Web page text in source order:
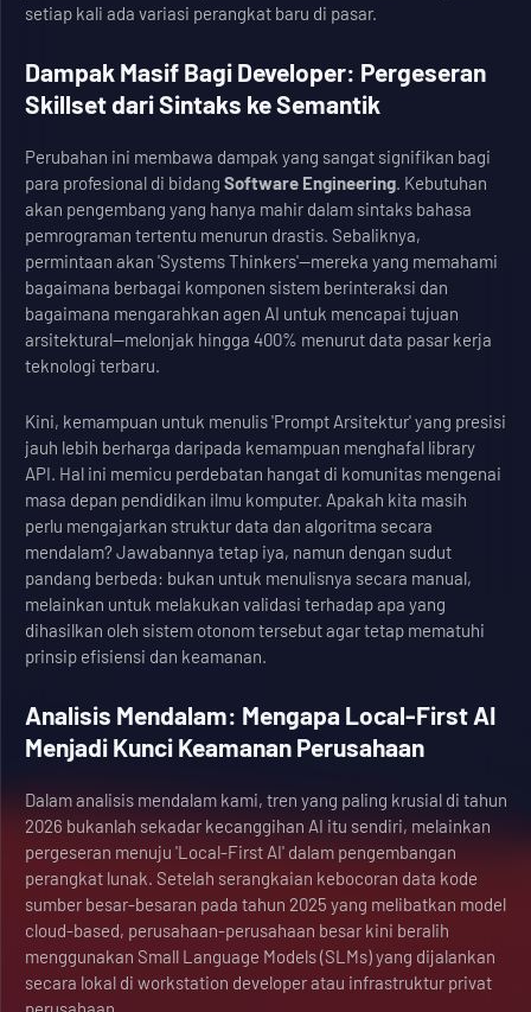
setiap kali ada variasi perangkat baru di pasar.
Dampak Masif Bagi Developer: Pergeseran
Skillset dari Sintaks ke Semantik
Perubahan ini membawa dampak yang sangat signifikan bagi
para profesional di bidang Software Engineering. Kebutuhan
akan pengembang yang hanya mahir dalam sintaks bahasa
pemrograman tertentu menurun drastis. Sebaliknya,
permintaan akan 'Systems Thinkers'—mereka yang memahami
bagaimana berbagai komponen sistem berinteraksi dan
bagaimana mengarahkan agen AI untuk mencapai tujuan
arsitektural—melonjak hingga 400% menurut data pasar kerja
teknologi terbaru.
Kini, kemampuan untuk menulis 'Prompt Arsitektur' yang presisi
jauh lebih berharga daripada kemampuan menghafal library
API. Hal ini memicu perdebatan hangat di komunitas mengenai
masa depan pendidikan ilmu komputer. Apakah kita masih
perlu mengajarkan struktur data dan algoritma secara
mendalam? Jawabannya tetap iya, namun dengan sudut
pandang berbeda: bukan untuk menulisnya secara manual,
melainkan untuk melakukan validasi terhadap apa yang
dihasilkan oleh sistem otonom tersebut agar tetap mematuhi
prinsip efisiensi dan keamanan.
Analisis Mendalam: Mengapa Local-First AI
Menjadi Kunci Keamanan Perusahaan
Dalam analisis mendalam kami, tren yang paling krusial di tahun
2026 bukanlah sekadar kecanggihan AI itu sendiri, melainkan
pergeseran menuju 'Local-First AI' dalam pengembangan
perangkat lunak. Setelah serangkaian kebocoran data kode
sumber besar-besaran pada tahun 2025 yang melibatkan model
cloud-based, perusahaan-perusahaan besar kini beralih
menggunakan Small Language Models (SLMs) yang dijalankan
secara lokal di workstation developer atau infrastruktur privat